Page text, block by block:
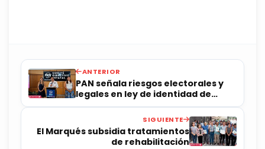
ANTERIOR
PAN señala riesgos electorales y
legales en ley de identidad de
género
SIGUIENTE
El Marqués subsidia tratamientos
de rehabilitación